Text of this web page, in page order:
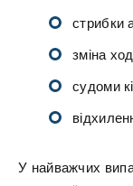
стрибки
зміна
судоми
У найважчих